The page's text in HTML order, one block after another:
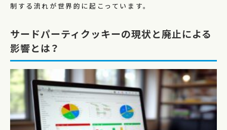
制する流れが世界的に起こっています。
サードパーティクッキーの現状と廃止による
影響とは？